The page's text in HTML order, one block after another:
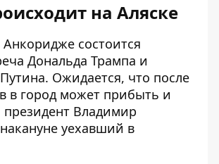
на Аляске
Анкоридже состоится
Дональда Трампа и
. Ожидается, что после
в город может прибыть и
президент Владимир
уехавший в